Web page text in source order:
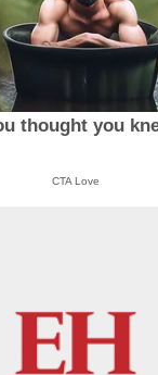
thought you
CTA Love